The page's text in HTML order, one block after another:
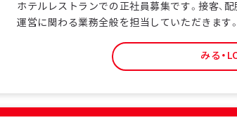
ホテルレストランでの正社員募集です。接客、
運営に関わる業務全般を担当していただきます
籍し、安心して働ける環境です。未経験の方で
から学べます。正社員として安定した雇用形態
みる・